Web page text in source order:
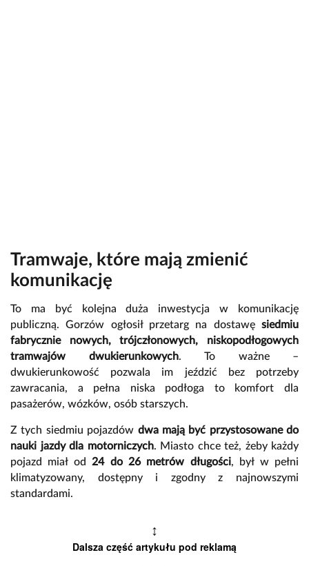
Tramwaje, które mają zmienić
komunikację
To ma być kolejna duża inwestycja w komunikację
publiczną. Gorzów ogłosił przetarg na dostawę siedmiu
fabrycznie nowych, trójczłonowych, niskopodłogowych
tramwajów dwukierunkowych. To ważne –
dwukierunkowość pozwala im jeździć bez potrzeby
zawracania, a pełna niska podłoga to komfort dla
pasażerów, wózków, osób starszych.
Z tych siedmiu pojazdów dwa mają być przystosowane do
nauki jazdy dla motorniczych. Miasto chce też, żeby każdy
pojazd miał od24 do 26 metrów długości, był w pełni
klimatyzowany, dostępny i zgodny z najnowszymi
standardami.
↕
Dalsza część artykułu pod reklamą